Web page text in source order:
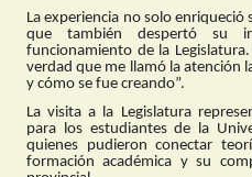
La experiencia no solo
que también despertó su
funcionamiento de la
verdad que me llamó la atención
y cómo se fue creando”.
La visita a la Legislatura
para los estudiantes de la
quienes pudieron conectar
formación académica y su